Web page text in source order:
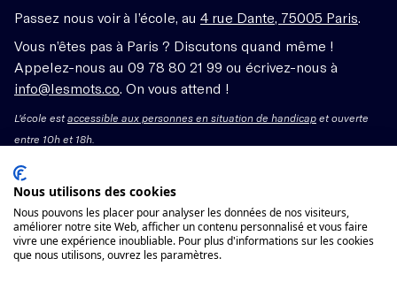
Passez nous voir à l’école, au 4 rue Dante, 75005 Paris
Vous n’êtes pas à Paris ? Discutons quand même !
Appelez-nous au 09 78 80 21 99 ou écrivez-nous à
info@lesmots.co . On vous attend !
L'école estaccessible aux personnes en situation de handicap et ouverte
entre 10h et 18h.
Mentions légales – CGV
Organisme de formation enregistré sous le numéro
11755662775 auprès du préfet de région Île-de-France.
Nous utilisons des cookies
Nous pouvons les placer pour analyser les données de nos visiteurs,
améliorer notre site Web, afficher un contenu personnalisé et vous faire
vivre une expérience inoubliable. Pour plus d'informations sur les cookies
que nous utilisons, ouvrez les paramètres.